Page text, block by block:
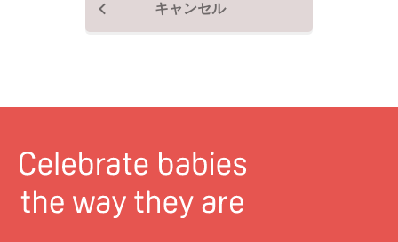
個人情報をお客様の承諾なく第三者に提供することはありませ
キャンセル